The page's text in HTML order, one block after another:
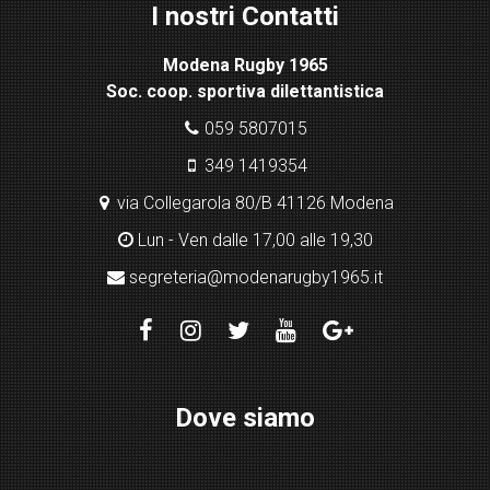
I nostri Contatti
Modena Rugby 1965
Soc. coop. sportiva dilettantistica
059 5807015
349 1419354
via Collegarola 80/B 41126 Modena
Lun - Ven dalle 17,00 alle 19,30
segreteria@modenarugby1965.it
Dove siamo